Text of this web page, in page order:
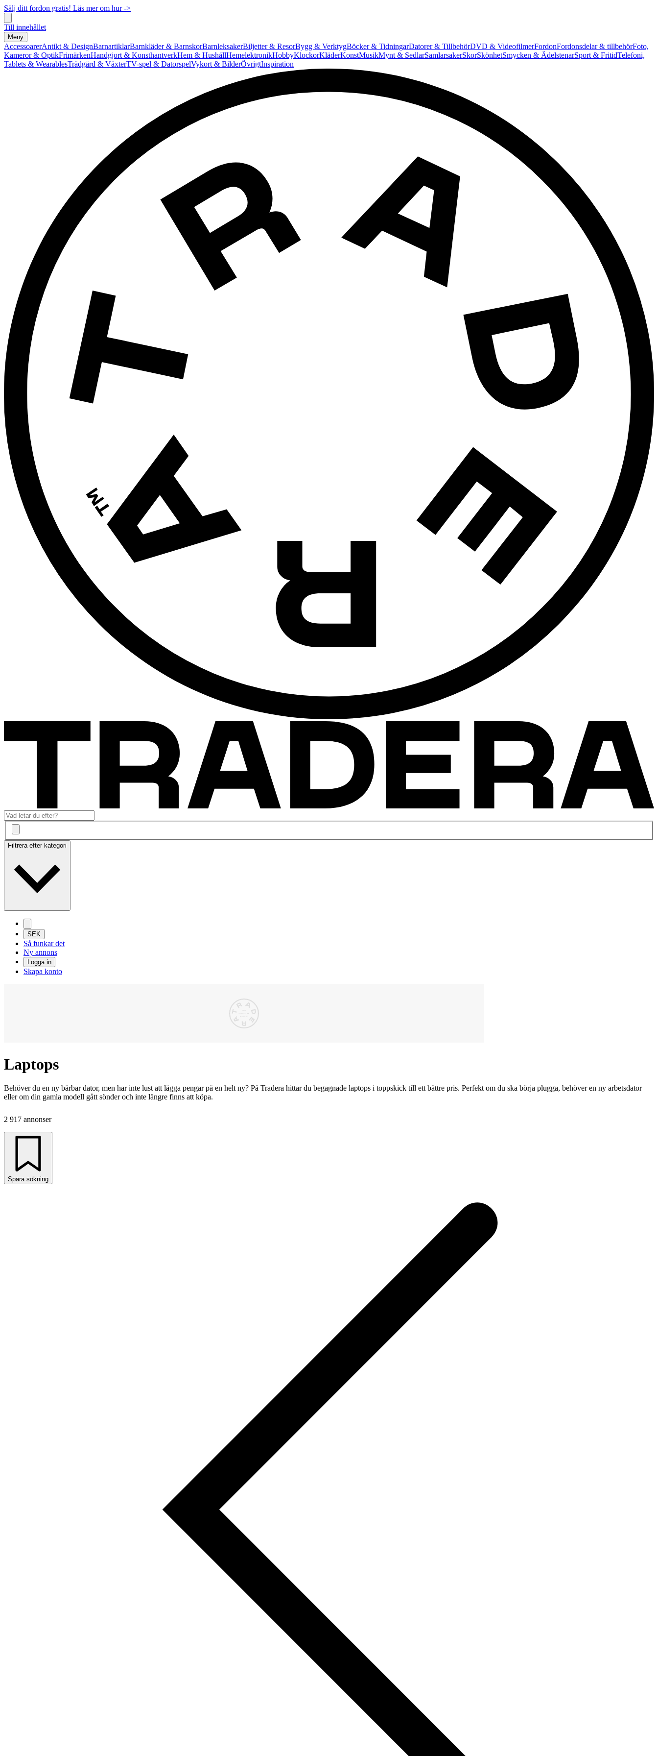
Sälj ditt fordon gratis! Läs mer om hur ->
Till innehållet
Meny
AccessoarerAntikt & DesignBarnartiklarBarnkläder & BarnskorBarnleksakerBiljetter & ResorBygg & VerktygBöcker & TidningarDatorer & TillbehörDVD & VideofilmerFordonFordonsdelar & tillbehörFoto,
Kameror & OptikFrimärkenHandgjort & KonsthantverkHem & HushållHemelektronikHobbyKlockorKläderKonstMusikMynt & SedlarSamlarsakerSkorSkönhetSmycken & ÄdelstenarSport & FritidTelefoni,
Tablets & WearablesTrädgård & VäxterTV-spel & DatorspelVykort & BilderÖvrigtInspiration
Filtrera efter kategori
SEK
Så funkar det
Ny annons
Logga in
Skapa konto
Laptops
Behöver du en ny bärbar dator, men har inte lust att lägga pengar på en helt ny? På Tradera hittar du begagnade laptops i toppskick till ett bättre pris. Perfekt om du ska börja plugga, behöver en ny arbetsdator
eller om din gamla modell gått sönder och inte längre finns att köpa.
2 917 annonser
Spara sökning